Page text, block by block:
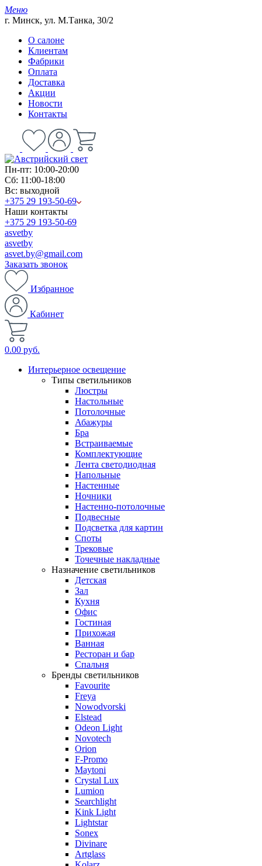
Меню
г. Минск, ул. М.Танка, 30/2
О салоне
Клиентам
Фабрики
Оплата
Доставка
Акции
Новости
Контакты
Пн-пт: 10:00-20:00
Сб: 11:00-18:00
Вс: выходной
+375 29 193-50-69
Наши контакты
+375 29 193-50-69
asvetby
asvetby
asvet.by@gmail.com
Заказать звонок
Избранное
Кабинет
0.00 руб.
Интерьерное освещение
Типы светильников
Люстры
Настольные
Потолочные
Абажуры
Бра
Встраиваемые
Комплектующие
Лента светодиодная
Напольные
Настенные
Ночники
Настенно-потолочные
Подвесные
Подсветка для картин
Споты
Трековые
Точечные накладные
Назначение светильников
Детская
Зал
Кухня
Офис
Гостиная
Прихожая
Ванная
Ресторан и бар
Спальня
Бренды светильников
Favourite
Freya
Nowodvorski
Elstead
Odeon Light
Novotech
Orion
F-Promo
Maytoni
Crystal Lux
Lumion
Searchlight
Kink Light
Lightstar
Sonex
Divinare
Artglass